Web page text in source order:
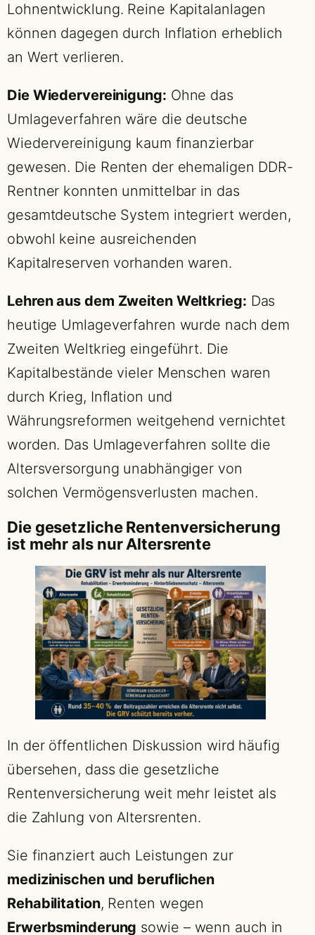
Lohnentwicklung. Reine Kapitalanlagen
können dagegen durch Inflation erheblich
an Wert verlieren.
Die Wiedervereinigung: Ohne das
Umlageverfahren wäre die deutsche
Wiedervereinigung kaum finanzierbar
gewesen. Die Renten der ehemaligen DDR-
Rentner konnten unmittelbar in das
gesamtdeutsche System integriert werden,
obwohl keine ausreichenden
Kapitalreserven vorhanden waren.
Lehren aus dem Zweiten Weltkrieg: Das
heutige Umlageverfahren wurde nach dem
Zweiten Weltkrieg eingeführt. Die
Kapitalbestände vieler Menschen waren
durch Krieg, Inflation und
Währungsreformen weitgehend vernichtet
worden. Das Umlageverfahren sollte die
Altersversorgung unabhängiger von
solchen Vermögensverlusten machen.
Die gesetzliche Rentenversicherung
ist mehr als nur Altersrente
In der öffentlichen Diskussion wird häufig
übersehen, dass die gesetzliche
Rentenversicherung weit mehr leistet als
die Zahlung von Altersrenten.
Sie finanziert auch Leistungen zur
medizinischen und beruflichen
Rehabilitation, Renten wegen
Erwerbsminderung sowie – wenn auch in